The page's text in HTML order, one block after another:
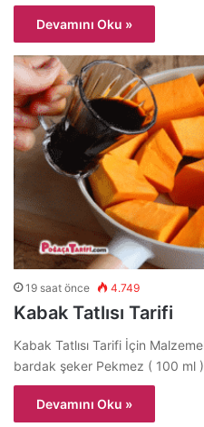
Devamını Oku »
19 saat önce 4.749
Kabak Tatlısı Tarifi
Kabak Tatlısı Tarifi İçin
bardak şeker Pekmez ( 100 ml
Devamını Oku »